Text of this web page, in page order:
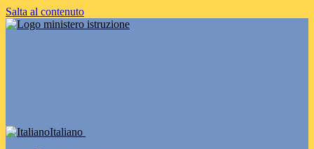
Salta al contenuto
Italiano